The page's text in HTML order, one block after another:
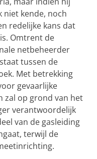
niet kende, noch
redelijke kans dat
Omtrent de
netbeheerder
tussen de
Met betrekking
gevaarlijke
zal op grond van het
verantwoordelijk
van de gasleiding
terwijl de